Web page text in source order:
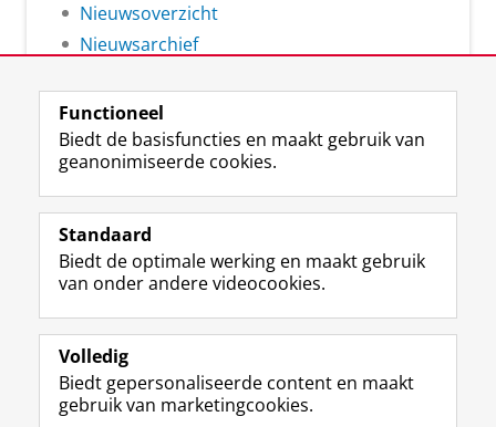
Nieuwsoverzicht
Nieuwsarchief
Volg de RUG
F
a
e
b
o
p
a
L
i
k
e
I
-
p
R
S
-
f
e
R
I
n
t
r
m
Y
o
T
e
k
Studiekiezers
Alumni
Over ons
Functioneel
Biedt de basisfuncties en maakt gebruik van
geanonimiseerde cookies.
Standaard
Biedt de optimale werking en maakt gebruik
van onder andere videocookies.
Volledig
Biedt gepersonaliseerde content en maakt
gebruik van marketingcookies.